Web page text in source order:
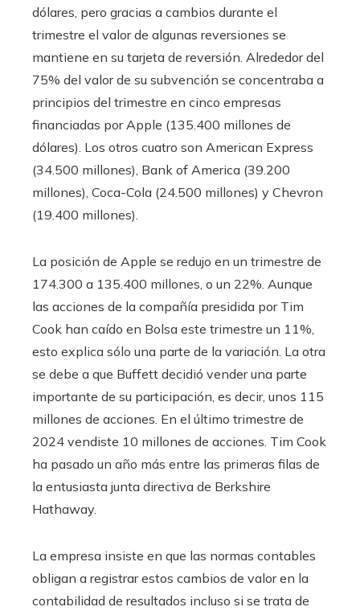
dólares, pero gracias a cambios durante el
trimestre el valor de algunas reversiones se
mantiene en su tarjeta de reversión. Alrededor del
75% del valor de su subvención se concentraba a
principios del trimestre en cinco empresas
financiadas por Apple (135.400 millones de
dólares). Los otros cuatro son American Express
(34.500 millones), Bank of America (39.200
millones), Coca-Cola (24.500 millones) y Chevron
(19.400 millones).
La posición de Apple se redujo en un trimestre de
174.300 a 135.400 millones, o un 22%. Aunque
las acciones de la compañía presidida por Tim
Cook han caído en Bolsa este trimestre un 11%,
esto explica sólo una parte de la variación. La otra
se debe a que Buffett decidió vender una parte
importante de su participación, es decir, unos 115
millones de acciones. En el último trimestre de
2024 vendiste 10 millones de acciones. Tim Cook
ha pasado un año más entre las primeras filas de
la entusiasta junta directiva de Berkshire
Hathaway.
La empresa insiste en que las normas contables
obligan a registrar estos cambios de valor en la
contabilidad de resultados incluso si se trata de